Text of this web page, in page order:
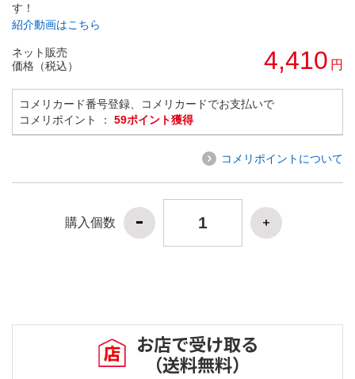
す！
紹介動画はこちら
ネット販売
価格（税込）
4,410 円
コメリカード番号登録、コメリカードでお支払いで
コメリポイント ： 59ポイント獲得
コメリポイントについて
購入個数
お店で受け取る
（送料無料）